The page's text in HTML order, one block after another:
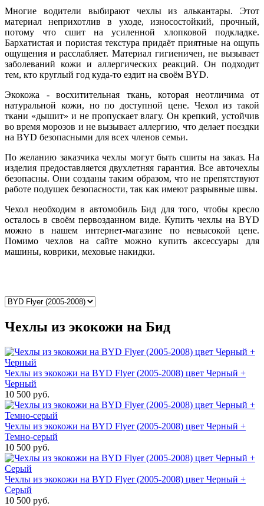
Многие водители выбирают чехлы из алькантары. Этот
материал неприхотлив в уходе, износостойкий, прочный,
потому что сшит на усиленной хлопковой подкладке.
Бархатистая и пористая текстура придаёт приятные на ощупь
ощущения и расслабляет. Материал гигиеничен, не вызывает
заболеваний кожи и аллергических реакций. Он подходит
тем, кто круглый год куда-то ездит на своём BYD.
Экокожа - восхитительная ткань, которая неотличима от
натуральной кожи, но по доступной цене. Чехол из такой
ткани «дышит» и не пропускает влагу. Он крепкий, устойчив
во время морозов и не вызывает аллергию, что делает поездки
на BYD безопасными для всех членов семьи.
По желанию заказчика чехлы могут быть сшиты на заказ. На
изделия предоставляется двухлетняя гарантия. Все авточехлы
безопасны. Они созданы таким образом, что не препятствуют
работе подушек безопасности, так как имеют разрывные швы.
Чехол необходим в автомобиль Бид для того, чтобы кресло
осталось в своём первозданном виде. Купить чехлы на BYD
можно в нашем интернет-магазине по невысокой цене.
Помимо чехлов на сайте можно купить аксессуары для
машины, коврики, меховые накидки.
Чехлы из экокожи на Бид
Чехлы из экокожи на BYD Flyer (2005-2008) цвет Черный +
Черный
10 500 руб.
Чехлы из экокожи на BYD Flyer (2005-2008) цвет Черный +
Темно-серый
10 500 руб.
Чехлы из экокожи на BYD Flyer (2005-2008) цвет Черный +
Серый
10 500 руб.